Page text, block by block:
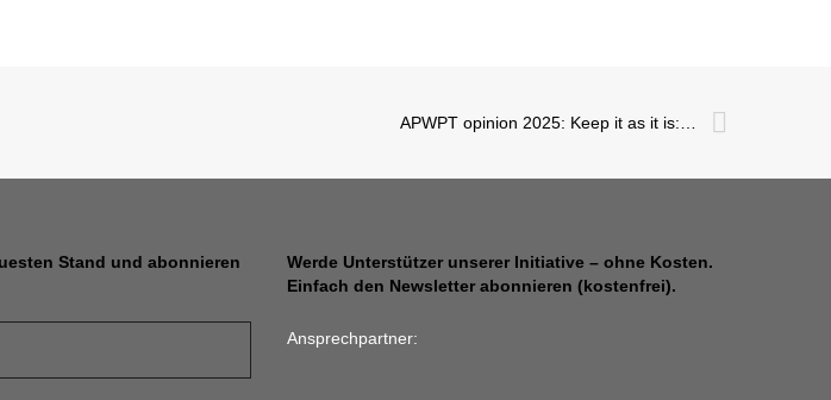
APWPT opinion 2025: Keep it as it is: PMSE must have daily access to high-quality radio spectrum in 470-694 MHz
Stand und abonnieren
Werde Unterstützer unserer Initiative – ohne Kosten.
Einfach den Newsletter abonnieren (kostenfrei).
Ansprechpartner: